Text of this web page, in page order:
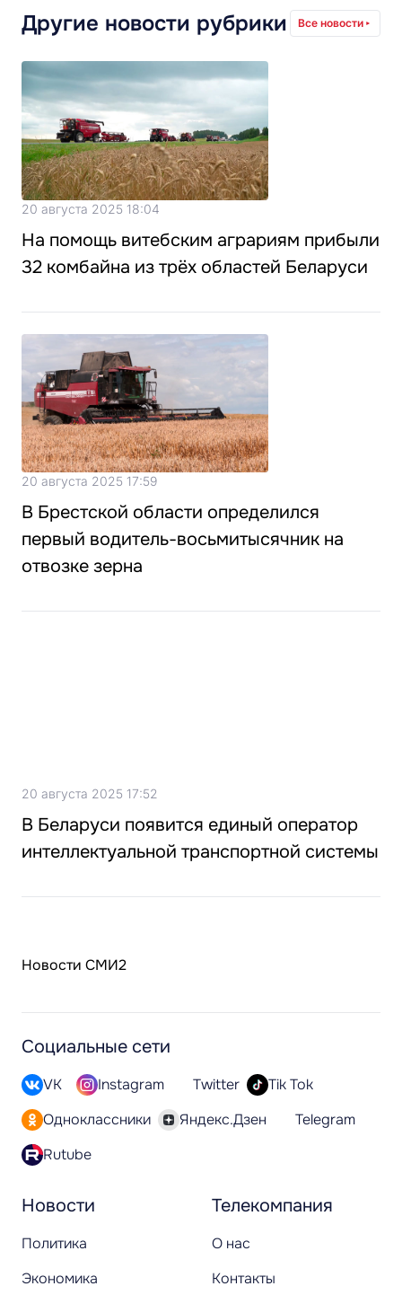
Другие новости рубрики Все новости
20 августа 2025 18:04
На помощь витебским аграриям прибыли
32 комбайна из трёх областей Беларуси
20 августа 2025 17:59
В Брестской области определился
первый водитель-восьмитысячник на
отвозке зерна
20 августа 2025 17:52
В Беларуси появится единый оператор
интеллектуальной транспортной системы
Новости СМИ2
Новости
Политика
Экономика
Телекомпания
О нас
Контакты
Социальные сети
VK Instagram Twitter
Tik Tok
Одноклассники
Яндекс.Дзен
Telegram
Rutube